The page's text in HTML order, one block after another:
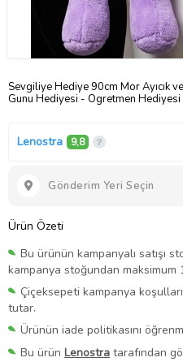
Sevgiliye Hediye 90cm Mor Ayıcık ve
Gunu Hediyesi - Ogretmen Hediyesi
Lenostra 9,8
Gönderim Yeri Seçin
Ürün Özeti
Bu ürünün kampanyalı satışı
kampanya stoğundan maksimum
Çiçeksepeti kampanya
tutar.
Ürünün iade politikasını
Bu ürün Lenostra tarafından